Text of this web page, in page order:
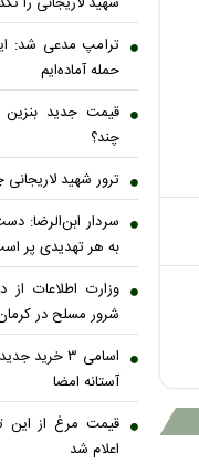
ترامپ مدعی شد:
حمله آماده‌ایم
قیمت جدید بنزین
چند؟
ترور شهید لاریجانی
سردار ابن‌الرضا:
به هر تهدیدی پر
شرور مسلح در
اسامی ۳
آستانه امضا
قیمت مرغ از این
اعلام شد